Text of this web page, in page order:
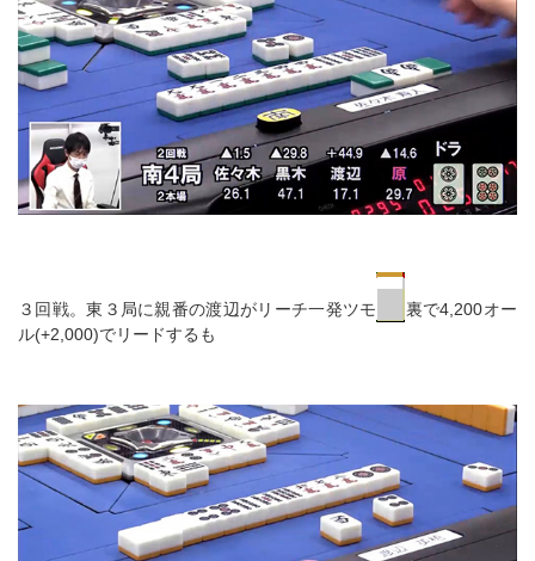
３回戦。東３局に親番の渡辺がリーチ一発ツモ
裏で4,200オー
ル(+2,000)でリードするも